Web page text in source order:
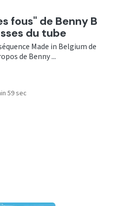
fous" de Benny B
du tube
Made in Belgium de
de Benny ...
59 sec